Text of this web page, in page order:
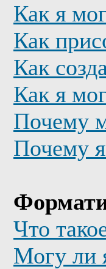
Как я
Как
Как
Как я
Почему
Почему
Что
Могу ли